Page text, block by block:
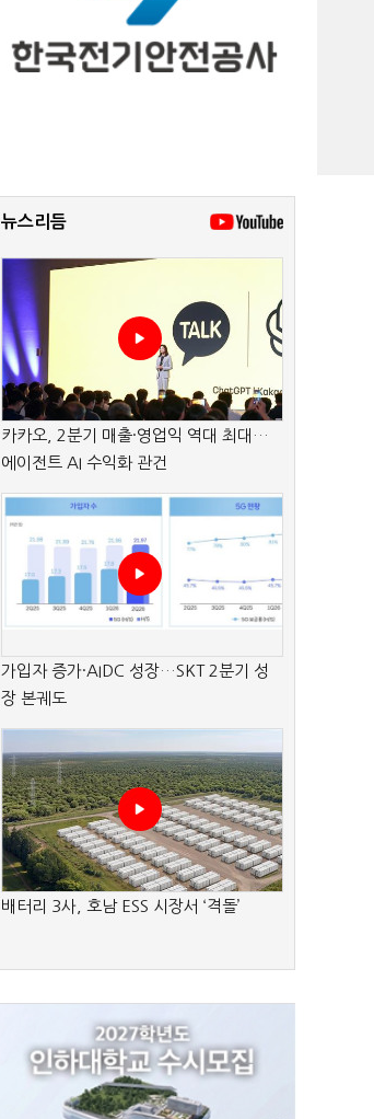
뉴스리듬
카카오, 2분기 매출·영업익 역대 최대…
에이전트 AI 수익화 관건
가입자 증가·AIDC 성장…SKT 2분기 성
장 본궤도
배터리 3사, 호남 ESS 시장서 ‘격돌’